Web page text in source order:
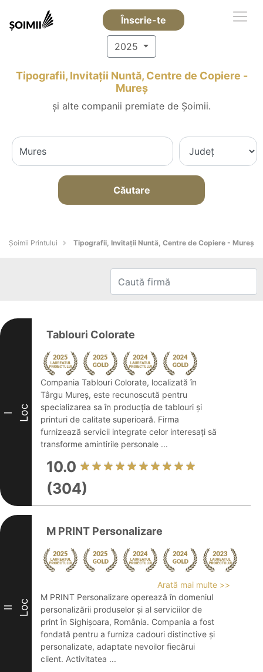
Înscrie-te
2025
Tipografii, Invitații Nuntă, Centre de Copiere -
Mureş
și alte companii premiate de Șoimii.
Căutare
Şoimii Printului Tipografii, Invitații Nuntă, Centre de Copiere - Mureş
I Loc
Tablouri Colorate
Compania Tablouri Colorate, localizată în
Târgu Mureș, este recunoscută pentru
specializarea sa în producția de tablouri și
printuri de calitate superioară. Firma
furnizează servicii integrate celor interesați să
transforme amintirile personale ...
10.0
(304)
II Loc
M PRINT Personalizare
Arată mai multe >>
M PRINT Personalizare operează în domeniul
personalizării produselor și al serviciilor de
print în Sighișoara, România. Compania a fost
fondată pentru a furniza cadouri distinctive și
personalizate, adaptate nevoilor fiecărui
client. Activitatea ...